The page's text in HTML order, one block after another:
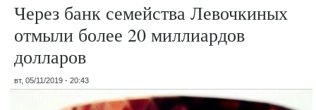
Через банк семейства Левочкиных
отмыли более 20 миллиардов
долларов
вт, 05/11/2019 - 20:43